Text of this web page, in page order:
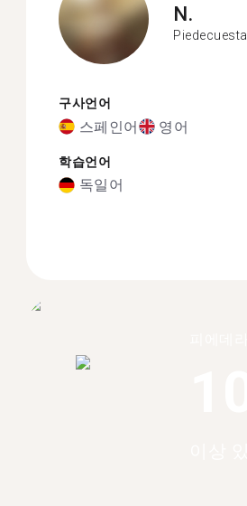
N.
Piedecuesta
구사언어
스페인어 영어
학습언어
독일어